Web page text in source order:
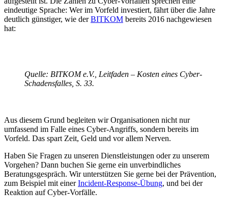
eindeutige Sprache: Wer im Vorfeld investiert, fährt über die Jahre
deutlich günstiger, wie derBITKOM bereits 2016 nachgewiesen
hat:
Quelle: BITKOM e.V., Leitfaden – Kosten eines Cyber-
Schadensfalles, S. 33.
Aus diesem Grund begleiten wir Organisationen nicht nur
umfassend im Falle eines Cyber-Angriffs, sondern bereits im
Vorfeld. Das spart Zeit, Geld und vor allem Nerven.
Haben Sie Fragen zu unseren Dienstleistungen oder zu unserem
Vorgehen? Dann buchen Sie gerne ein unverbindliches
Beratungsgespräch. Wir unterstützen Sie gerne bei der Prävention,
zum Beispiel mit einerIncident-Response-Übung, und bei der
Reaktion auf Cyber-Vorfälle.